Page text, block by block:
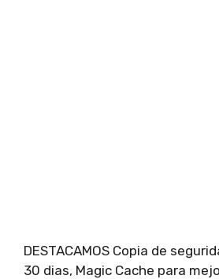
DESTACAMOS Copia de
30 dias, Magic Cache para